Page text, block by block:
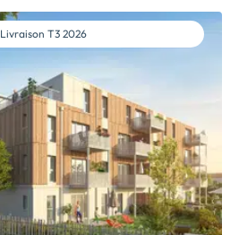
Livraison T3 2026